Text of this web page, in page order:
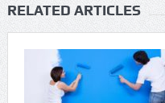
RELATED ARTICLES